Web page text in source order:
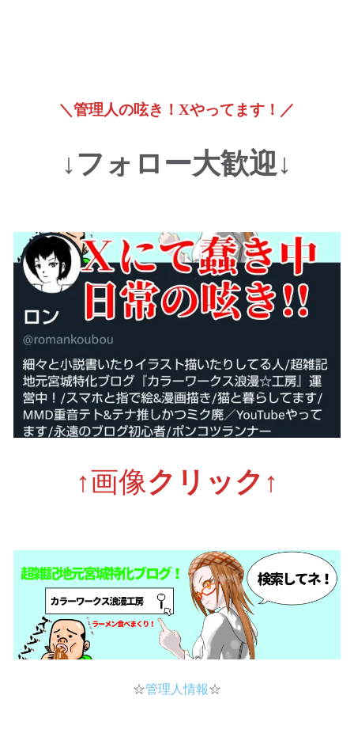
＼管理人の呟き！Xやってます！／
↓フォロー大歓迎↓
↑画像クリック↑
☆管理人情報☆